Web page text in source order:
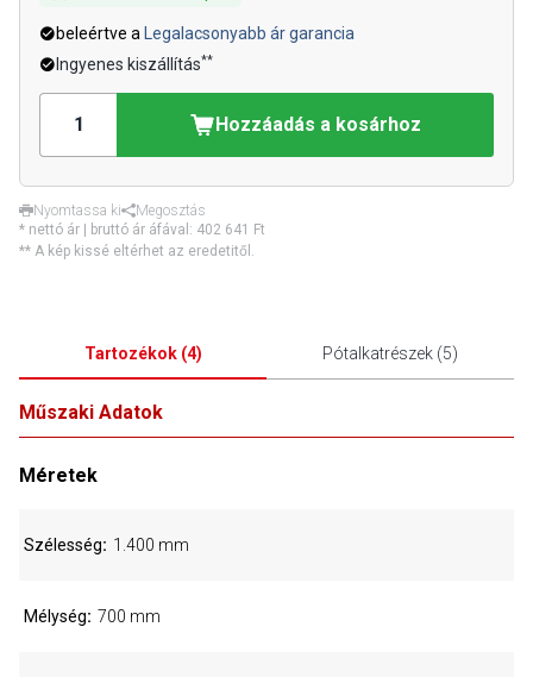
beleértve a
Legalacsonyabb ár garancia
Ingyenes kiszállítás**
Hozzáadás a kosárhoz
Nyomtassa ki
Megosztás
* nettó ár | bruttó ár áfával: 402 641 Ft
** A kép kissé eltérhet az eredetitől.
Tartozékok(4) Pótalkatrészek (5)
Műszaki Adatok
Méretek
Szélesség 1.400 mm
Mélység 700 mm